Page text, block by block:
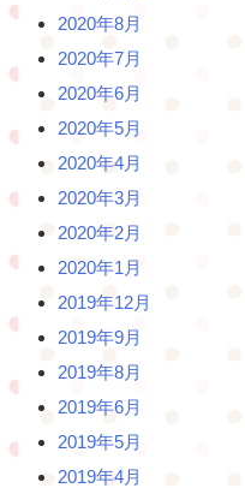
2020年8月
2020年7月
2020年6月
2020年5月
2020年4月
2020年3月
2020年2月
2020年1月
2019年12月
2019年9月
2019年8月
2019年6月
2019年5月
2019年4月